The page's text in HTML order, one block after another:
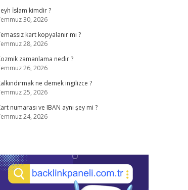
İslam kimdir ?
30, 2026
kart kopyalanır mı ?
28, 2026
zamanlama nedir ?
26, 2026
ne demek ingilizce ?
25, 2026
numarası ve IBAN aynı şey mi ?
24, 2026